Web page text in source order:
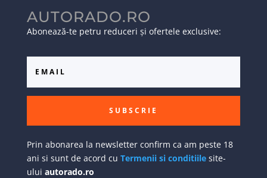
AUTORADO.RO
Abonează-te petru reduceri și ofertele exclusive:
SUBSCRIE
Prin abonarea la newsletter confirm ca am peste 18
ani si sunt de acord cu Termenii si conditiilesite-
ului autorado.ro